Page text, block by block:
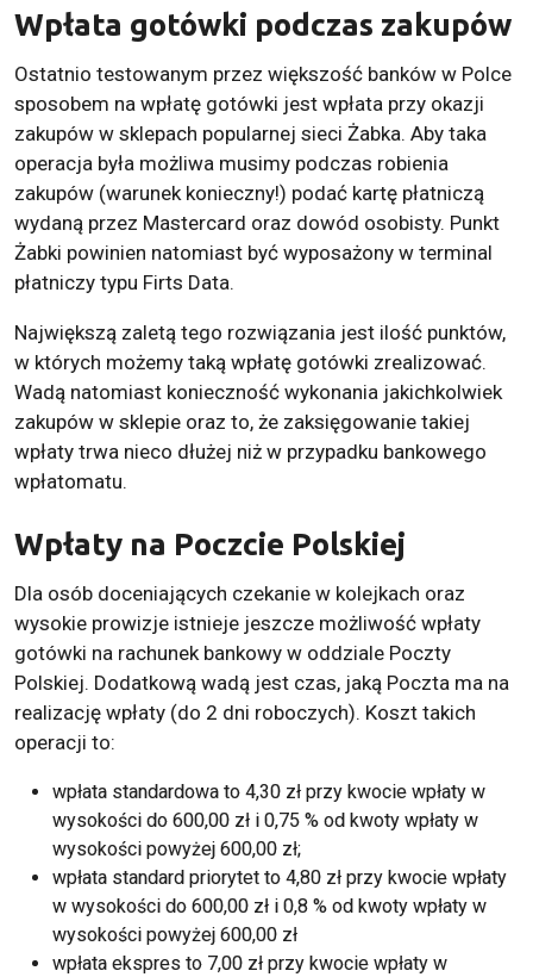
Wpłata gotówki podczas zakupów
Ostatnio testowanym przez większość banków w Polce
sposobem na wpłatę gotówki jest wpłata przy okazji
zakupów w sklepach popularnej sieci Żabka. Aby taka
operacja była możliwa musimy podczas robienia
zakupów (warunek konieczny!) podać kartę płatniczą
wydaną przez Mastercard oraz dowód osobisty. Punkt
Żabki powinien natomiast być wyposażony w terminal
płatniczy typu Firts Data.
Największą zaletą tego rozwiązania jest ilość punktów,
w których możemy taką wpłatę gotówki zrealizować.
Wadą natomiast konieczność wykonania jakichkolwiek
zakupów w sklepie oraz to, że zaksięgowanie takiej
wpłaty trwa nieco dłużej niż w przypadku bankowego
wpłatomatu.
Wpłaty na Poczcie Polskiej
Dla osób doceniających czekanie w kolejkach oraz
wysokie prowizje istnieje jeszcze możliwość wpłaty
gotówki na rachunek bankowy w oddziale Poczty
Polskiej. Dodatkową wadą jest czas, jaką Poczta ma na
realizację wpłaty (do 2 dni roboczych). Koszt takich
operacji to:
wpłata standardowa to 4,30 zł przy kwocie wpłaty w
wysokości do 600,00 zł i 0,75 % od kwoty wpłaty w
wysokości powyżej 600,00 zł;
wpłata standard priorytet to 4,80 zł przy kwocie wpłaty
w wysokości do 600,00 zł i 0,8 % od kwoty wpłaty w
wysokości powyżej 600,00 zł
wpłata ekspres to 7,00 zł przy kwocie wpłaty w